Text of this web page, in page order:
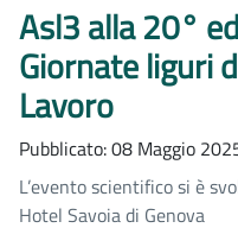
Asl3 alla 20°
Giornate liguri
Lavoro
Pubblicato: 08 Maggio
L’evento scientifico si è
Hotel Savoia di Genova